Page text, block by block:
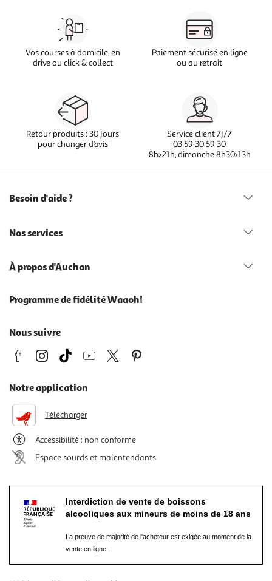
Vos courses à domicile, en
drive ou click & collect
Paiement sécurisé en ligne
ou au retrait
Retour produits : 30 jours
pour changer d’avis
Service client 7j/7
03 59 30 59 30
8h>21h, dimanche 8h30>13h
Besoin d'aide ?
Nos services
À propos d'Auchan
Programme de fidélité Waaoh!
Nous suivre
Notre application
Télécharger
Accessibilité : non conforme
Espace sourds et malentendants
Interdiction de vente de boissons
alcooliques aux mineurs de moins de 18 ans
La preuve de majorité de l'acheteur est exigée au moment de la
vente en ligne.